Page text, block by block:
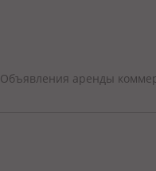
Объявления аренды